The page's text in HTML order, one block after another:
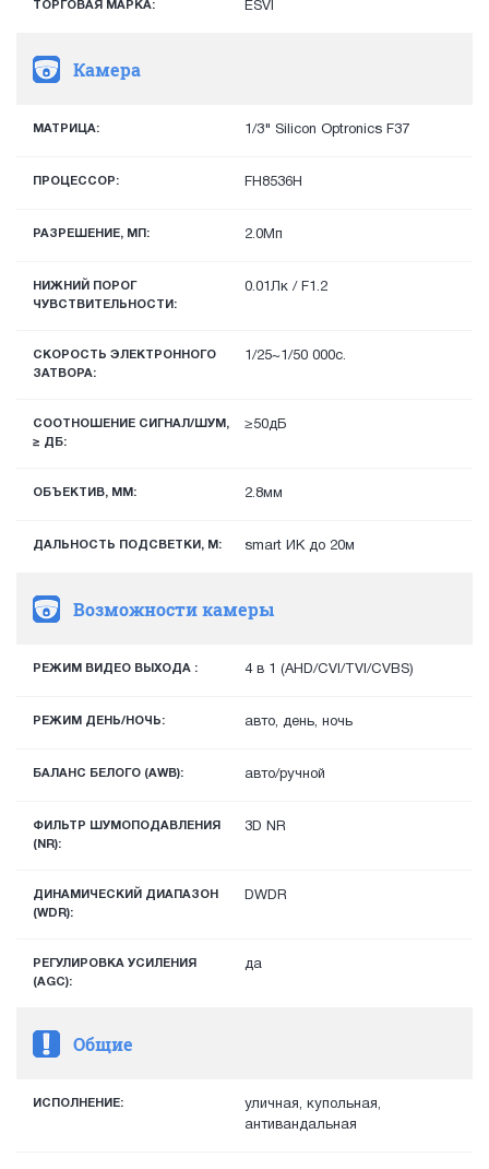
ТОРГОВАЯ МАРКА: ESVI
Камера
МАТРИЦА: 1/3" Silicon Optronics F37
ПРОЦЕССОР: FH8536H
РАЗРЕШЕНИЕ, МП: 2.0Мп
НИЖНИЙ ПОРОГ
ЧУВСТВИТЕЛЬНОСТИ:
0.01Лк / F1.2
СКОРОСТЬ ЭЛЕКТРОННОГО
ЗАТВОРА:
1/25~1/50 000с.
СООТНОШЕНИЕ СИГНАЛ/ШУМ,
≥ ДБ:
≥50дБ
ОБЪЕКТИВ, ММ: 2.8мм
ДАЛЬНОСТЬ ПОДСВЕТКИ, М: smart ИК до 20м
Возможности камеры
РЕЖИМ ВИДЕО ВЫХОДА : 4 в 1 (AHD/CVI/TVI/CVBS)
РЕЖИМ ДЕНЬ/НОЧЬ: авто, день, ночь
БАЛАНС БЕЛОГО (AWB): авто/ручной
ФИЛЬТР ШУМОПОДАВЛЕНИЯ
(NR):
3D NR
ДИНАМИЧЕСКИЙ ДИАПАЗОН
(WDR):
DWDR
РЕГУЛИРОВКА УСИЛЕНИЯ
(AGC):
да
Общие
ИСПОЛНЕНИЕ:
уличная, купольная,
антивандальная